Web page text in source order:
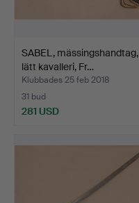
SABEL, mässingshandtag,
lätt kavalleri, Fr…
Klubbades 25 feb 2018
31 bud
281 USD